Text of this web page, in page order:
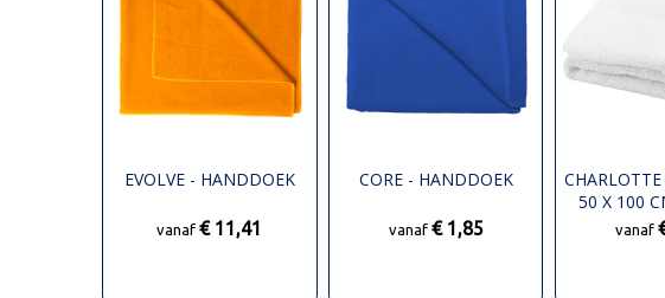
EVOLVE - HANDDOEK
vanaf€ 11,41
CORE - HANDDOEK
vanaf € 1,85
50 X 100
G/M²
vanaf